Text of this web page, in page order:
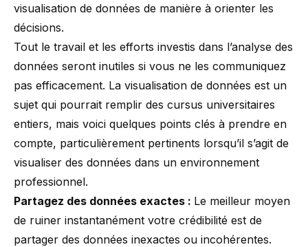
visualisation de données de manière à orienter les
décisions.
Tout le travail et les efforts investis dans l’analyse des
données seront inutiles si vous ne les communiquez
pas efficacement. La visualisation de données est un
sujet qui pourrait remplir des cursus universitaires
entiers, mais voici quelques points clés à prendre en
compte, particulièrement pertinents lorsqu’il s’agit de
visualiser des données dans un environnement
professionnel.
Partagez des données exactes : Le meilleur moyen
de ruiner instantanément votre crédibilité est de
partager des données inexactes ou incohérentes.